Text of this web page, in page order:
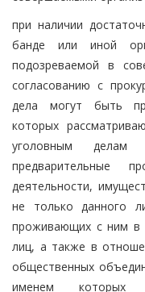
при наличии
банде или иной
подозреваемой в
согласованию с
дела могут быть
которых
уголовным делам
предварительные
деятельности,
не только данного
проживающих с ним в
лиц, а также в
общественных
именем которых